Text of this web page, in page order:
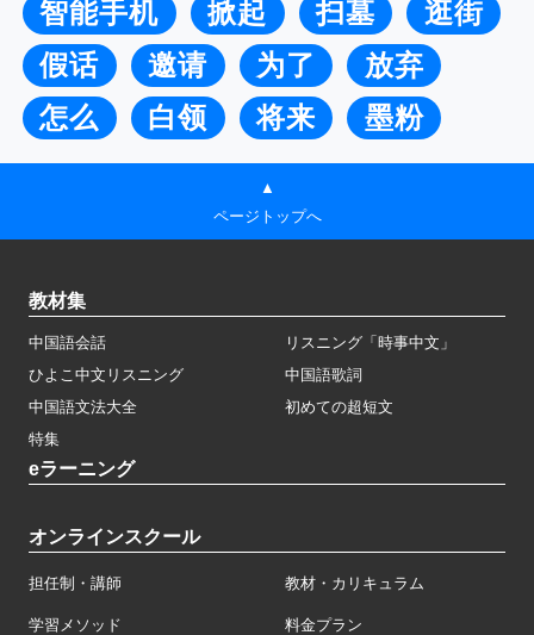
智能手机
掀起 扫墓
逛街
假话
邀请 为了
放弃
怎么
白领 将来 墨粉
▲
ページトップへ
教材集
中国語会話
リスニング「時事中文」
ひよこ中文リスニング
中国語歌詞
中国語文法大全
初めての超短文
特集
eラーニング
オンラインスクール
担任制・講師 教材・カリキュラム
学習メソッド 料金プラン